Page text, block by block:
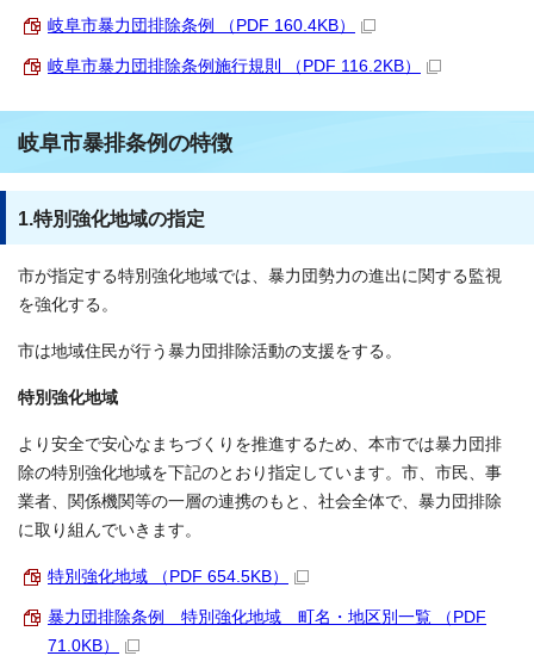
岐阜市暴力団排除条例 （PDF 160.4KB）
岐阜市暴力団排除条例施行規則 （PDF 116.2KB）
岐阜市暴排条例の特徴
1.特別強化地域の指定
市が指定する特別強化地域では、暴力団勢力の進出に関する監視
を強化する。
市は地域住民が行う暴力団排除活動の支援をする。
特別強化地域
より安全で安心なまちづくりを推進するため、本市では暴力団排
除の特別強化地域を下記のとおり指定しています。市、市民、事
業者、関係機関等の一層の連携のもと、社会全体で、暴力団排除
に取り組んでいきます。
特別強化地域 （PDF 654.5KB）
暴力団排除条例 特別強化地域 町名・地区別一覧 （PDF
71.0KB）